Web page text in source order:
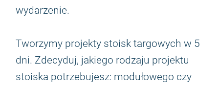
wydarzenie.
Tworzymy projekty stoisk targowych w 5
dni. Zdecyduj, jakiego rodzaju projektu
stoiska potrzebujesz: modułowego czy